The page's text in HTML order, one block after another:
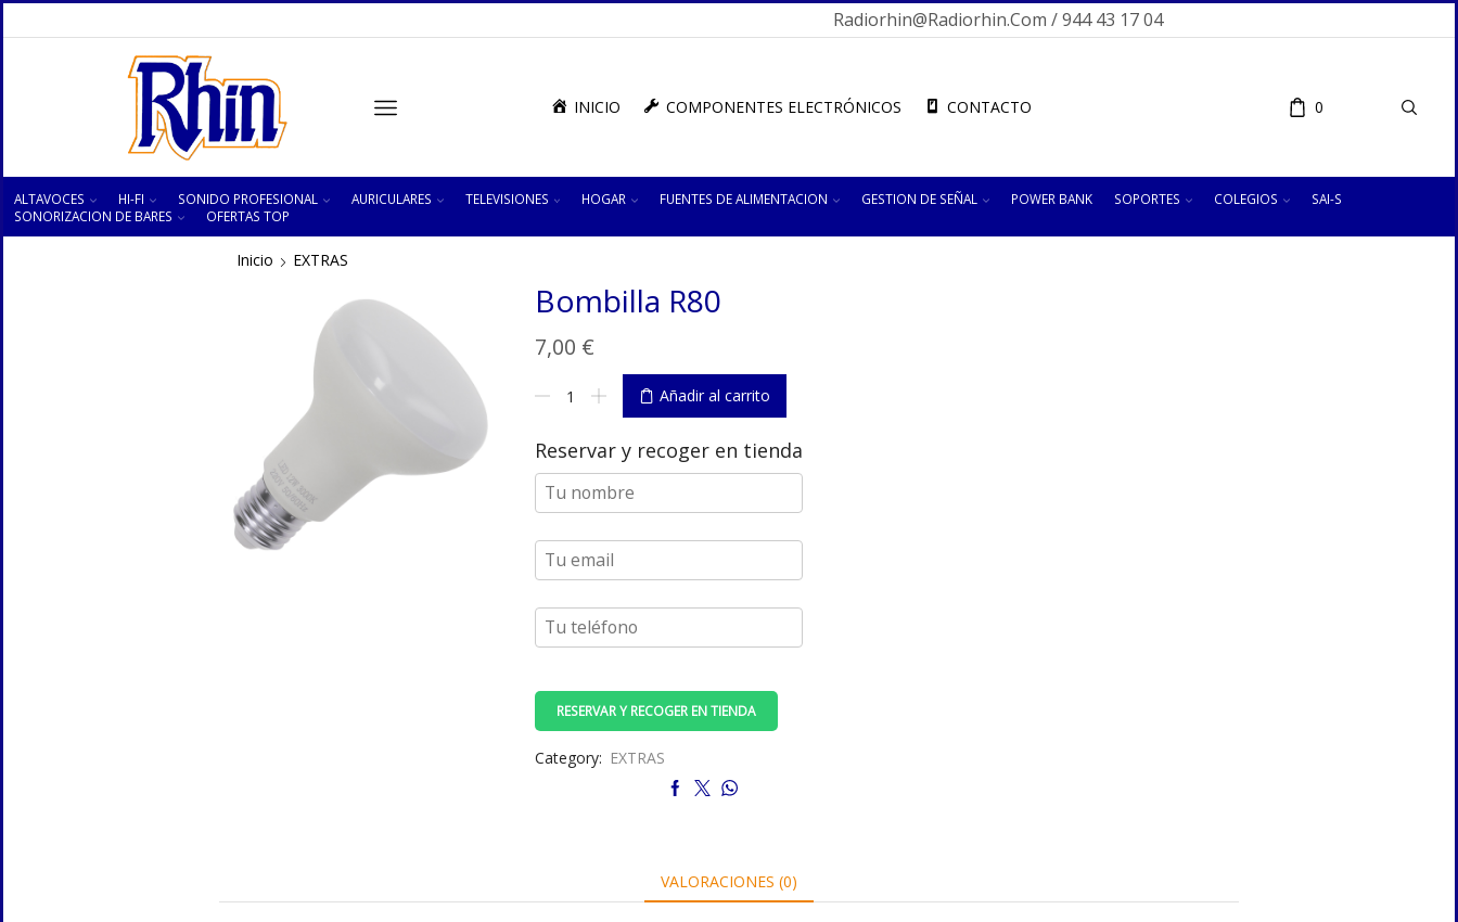
Radiorhin@radiorhin.com / 944 43 17 04
INICIO COMPONENTES ELECTRÓNICOS CONTACTO 0
ALTAVOCES HI-FI SONIDO PROFESIONAL AURICULARES TELEVISIONES HOGAR FUENTES DE ALIMENTACION GESTION DE SEÑAL POWER BANK SOPORTES COLEGIOS
SAI-S
SONORIZACION DE BARES
OFERTAS TOP
Inicio EXTRAS
Bombilla R80
7,00 €
Añadir al carrito
Reservar y recoger en tienda
RESERVAR Y RECOGER EN TIENDA
Category: EXTRAS
VALORACIONES (0)